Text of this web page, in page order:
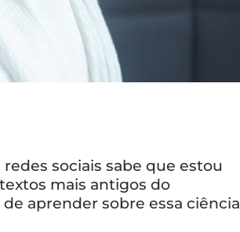
sociais sabe que estou
mais antigos do
aprender sobre essa ciência